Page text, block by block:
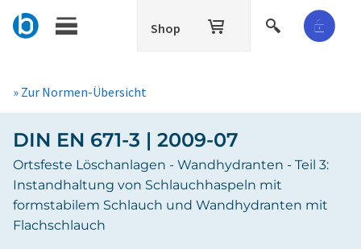
Shop
» Zur Normen-Übersicht
DIN EN 671-3 | 2009-07
Ortsfeste Löschanlagen - Wandhydranten - Teil 3:
Instandhaltung von Schlauchhaspeln mit
formstabilem Schlauch und Wandhydranten mit
Flachschlauch